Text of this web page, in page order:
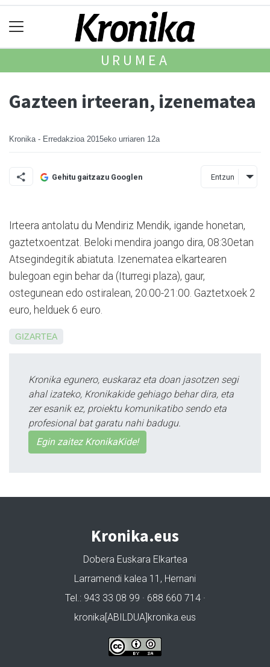
URUMEA
Gazteen irteeran, izenematea
Kronika - Erredakzioa 2015eko urriaren 12a
Gehitu gaitzazu Googlen Entzun
Irteera antolatu du Mendiriz Mendik, igande honetan,
gazte­txoentzat. Beloki mendira joango dira, 08:30e­tan
Atse­gin­degitik abiatuta. Izene­ma­tea elkartearen
bulegoan egin behar da (Iturregi plaza), gaur,
ostegunean edo ostiralean, 20:00-21:00. Gazte­txoek 2
euro, helduek 6 euro.
GIZARTEA
Kronika egunero, euskaraz eta doan jasotzen segi
ahal izateko, Kronikakide gehiago behar dira, eta
zer esanik ez, proiektu komunikatibo sendo eta
profesional bat garatu nahi badugu.
Egin zaitez KronikaKide!
Kronika.eus
Dobera Euskara Elkartea
Larramendi kalea 11, Hernani
Tel.: 943 33 08 99 · 688 660 714 ·
kronika[ABILDUA]kronika.eus